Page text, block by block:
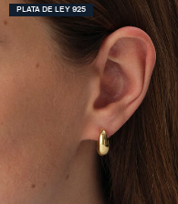
PLATA DE LEY 925